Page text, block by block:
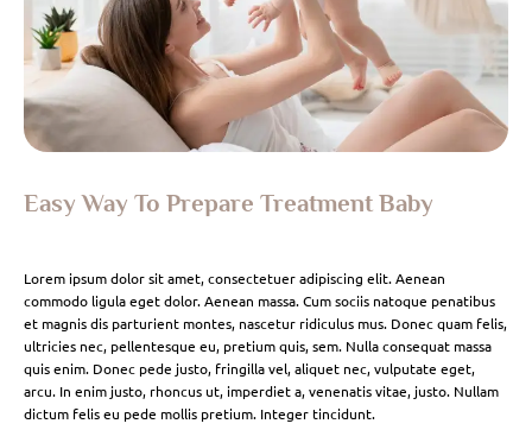
Easy Way To Prepare Treatment Baby
Lorem ipsum dolor sit amet, consectetuer adipiscing elit. Aenean
commodo ligula eget dolor. Aenean massa. Cum sociis natoque penatibus
et magnis dis parturient montes, nascetur ridiculus mus. Donec quam felis,
ultricies nec, pellentesque eu, pretium quis, sem. Nulla consequat massa
quis enim. Donec pede justo, fringilla vel, aliquet nec, vulputate eget,
arcu. In enim justo, rhoncus ut, imperdiet a, venenatis vitae, justo. Nullam
dictum felis eu pede mollis pretium. Integer tincidunt.